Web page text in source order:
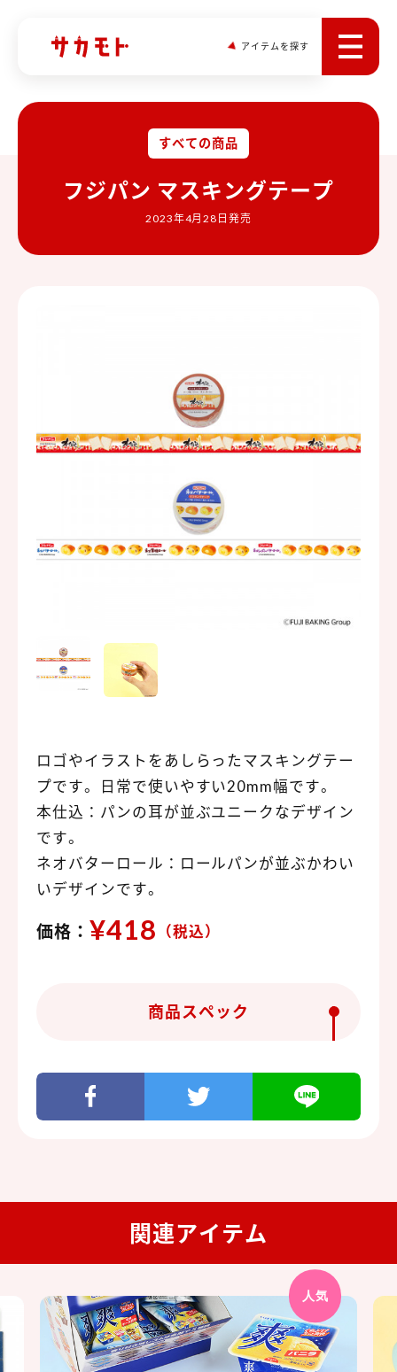
アイテムを探す
すべての商品
フジパン マスキングテープ
2023年4月28日発売
ロゴやイラストをあしらったマスキングテー
プです。日常で使いやすい20mm幅です。
本仕込：パンの耳が並ぶユニークなデザイン
です。
ネオバターロール：ロールパンが並ぶかわい
いデザインです。
価格： ¥418 （税込）
商品スペック
関連アイテム
人気